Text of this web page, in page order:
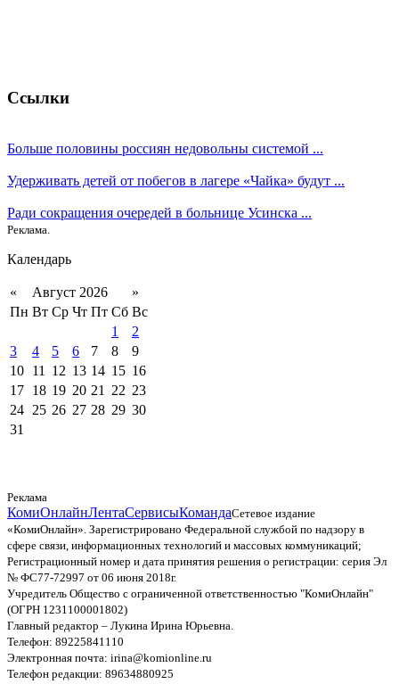
Ссылки
Больше половины россиян недовольны системой ...
Удерживать детей от побегов в лагере «Чайка» будут ...
Ради сокращения очередей в больнице Усинска ...
Реклама.
Календарь
« Август 2026
»
Пн Вт Ср Чт Пт Сб Вс
1
2
3
4 5 6 7 8
9
10 11 12 13 14 15 16
17 18 19 20 21 22 23
24 25 26 27 28 29 30
31
Реклама
КомиОнлайнЛентаСервисыКомандаСетевое издание
«КомиОнлайн». Зарегистрировано Федеральной службой по надзору в
сфере связи, информационных технологий и массовых коммуникаций;
Регистрационный номер и дата принятия решения о регистрации: серия Эл
№ ФС77-72997 от 06 июня 2018г.
Учредитель Общество с ограниченной ответственностью "КомиОнлайн"
(ОГРН 1231100001802)
Главный редактор – Лукина Ирина Юрьевна.
Телефон: 89225841110
Электронная почта: irina@komionline.ru
Телефон редакции: 89634880925